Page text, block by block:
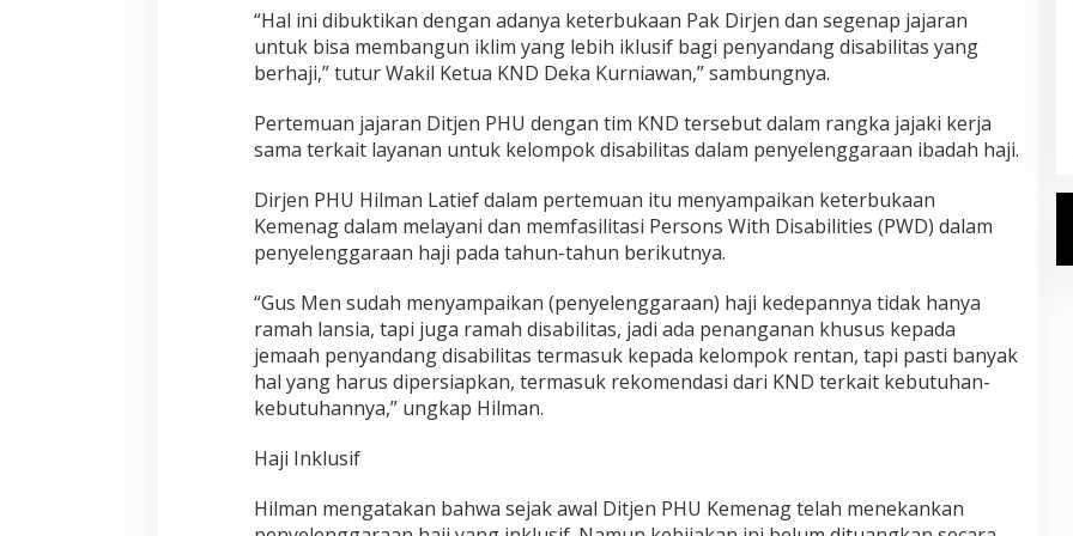
e
m
a
a
H
a
i
i
s
b
l
i
t
a
4
“Hal ini dibuktikan dengan adanya keterbukaan Pak Dirjen dan segenap jajaran
untuk bisa membangun iklim yang lebih iklusif bagi penyandang disabilitas yang
berhaji,” tutur Wakil Ketua KND Deka Kurniawan,” sambungnya.
Pertemuan jajaran Ditjen PHU dengan tim KND tersebut dalam rangka jajaki kerja
sama terkait layanan untuk kelompok disabilitas dalam penyelenggaraan ibadah haji.
Dirjen PHU Hilman Latief dalam pertemuan itu menyampaikan keterbukaan
Kemenag dalam melayani dan memfasilitasi Persons With Disabilities (PWD) dalam
penyelenggaraan haji pada tahun-tahun berikutnya.
“Gus Men sudah menyampaikan (penyelenggaraan) haji kedepannya tidak hanya
ramah lansia, tapi juga ramah disabilitas, jadi ada penanganan khusus kepada
jemaah penyandang disabilitas termasuk kepada kelompok rentan, tapi pasti banyak
hal yang harus dipersiapkan, termasuk rekomendasi dari KND terkait kebutuhan-
kebutuhannya,” ungkap Hilman.
Haji Inklusif
Hilman mengatakan bahwa sejak awal Ditjen PHU Kemenag telah menekankan
Kemenhaj Umumkan Daftar
Di Haji | Senin, 20 Juli 2026